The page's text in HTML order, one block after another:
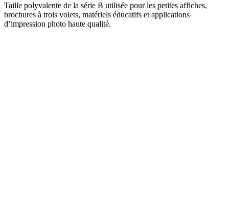
Taille polyvalente de la série B utilisée pour les petites affiches,
brochures à trois volets, matériels éducatifs et applications
d’impression photo haute qualité.